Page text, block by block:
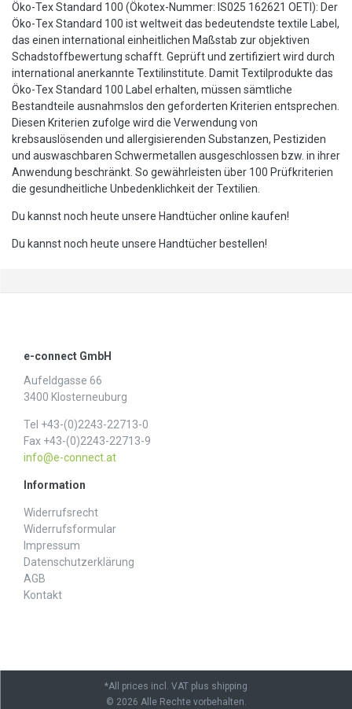
Öko-Tex Standard 100 (Ökotex-Nummer: IS025 162621 OETI): Der
Öko-Tex Standard 100 ist weltweit das bedeutendste textile Label,
das einen international einheitlichen Maßstab zur objektiven
Schadstoffbewertung schafft. Geprüft und zertifiziert wird durch
international anerkannte Textilinstitute. Damit Textilprodukte das
Öko-Tex Standard 100 Label erhalten, müssen sämtliche
Bestandteile ausnahmslos den geforderten Kriterien entsprechen.
Diesen Kriterien zufolge wird die Verwendung von
krebsauslösenden und allergisierenden Substanzen, Pestiziden
und auswaschbaren Schwermetallen ausgeschlossen bzw. in ihrer
Anwendung beschränkt. So gewährleisten über 100 Prüfkriterien
die gesundheitliche Unbedenklichkeit der Textilien.
Du kannst noch heute unsere Handtücher online kaufen!
Du kannst noch heute unsere Handtücher bestellen!
e-connect GmbH
Aufeldgasse 66
3400 Klosterneuburg
Tel +43-(0)2243-22713-0
Fax +43-(0)2243-22713-9
info@e-connect.at
Information
Widerrufs­recht
Widerrufs­formular
Impressum
Daten­schutz­erklärung
AGB
Kontakt
*All prices incl. VAT plus shipping
© 2026 Alle Rechte vorbehalten.